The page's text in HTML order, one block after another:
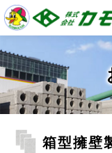
箱型擁壁